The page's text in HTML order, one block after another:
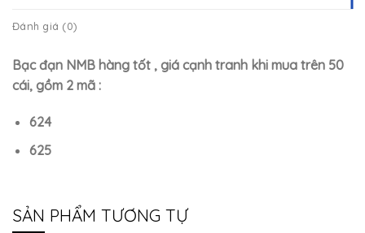
Đánh giá (0)
Bạc đạn NMB hàng tốt , giá cạnh tranh khi mua trên 50
cái, gồm 2 mã :
624
625
SẢN PHẨM TƯƠNG TỰ